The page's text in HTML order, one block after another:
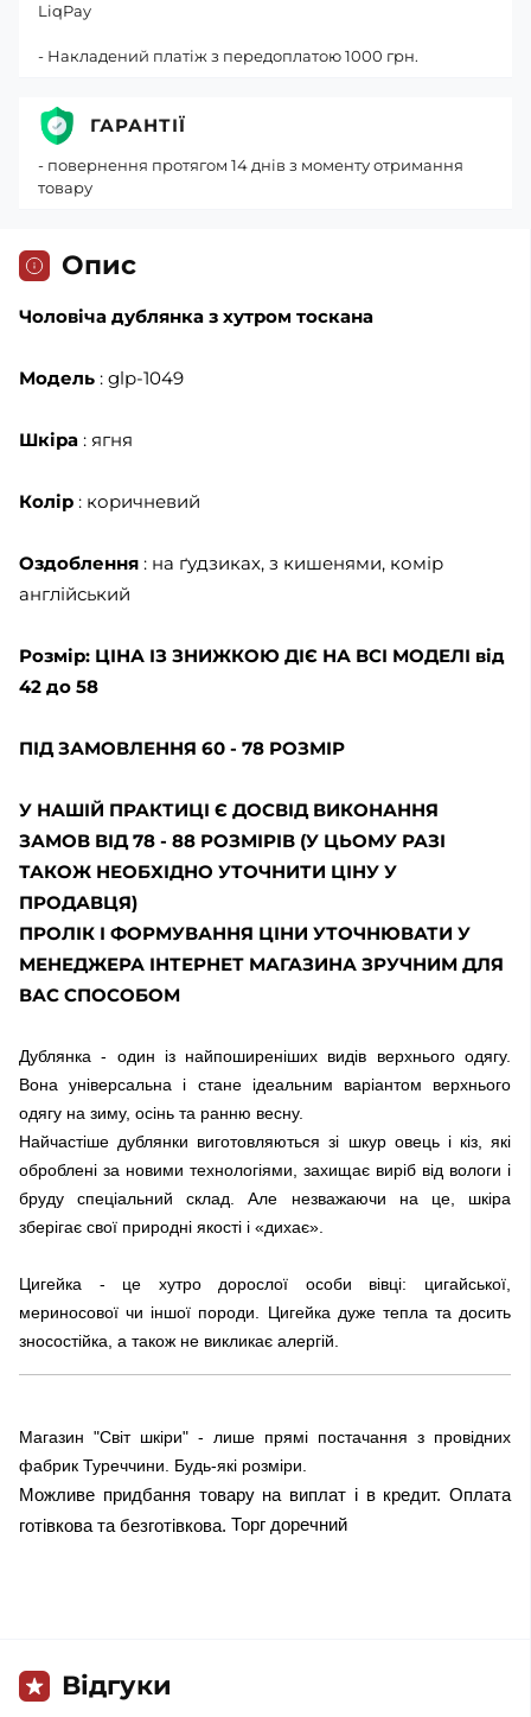
Опис
Чоловіча дублянка з хутром тоскана
Модель : glp-1049
Шкіра : ягня
Колір : коричневий
Оздоблення : на ґудзиках, з кишенями, комір
англійський
Розмір: ЦІНА ІЗ ЗНИЖКОЮ ДІЄ НА ВСІ МОДЕЛІ від
42 до 58
ПІД ЗАМОВЛЕННЯ 60 - 78 РОЗМІР
У НАШІЙ ПРАКТИЦІ Є ДОСВІД ВИКОНАННЯ
ЗАМОВ ВІД 78 - 88 РОЗМІРІВ (У ЦЬОМУ РАЗІ
ТАКОЖ НЕОБХІДНО УТОЧНИТИ ЦІНУ У
ПРОДАВЦЯ)
ПРОЛІК І ФОРМУВАННЯ ЦІНИ УТОЧНЮВАТИ У
МЕНЕДЖЕРА ІНТЕРНЕТ МАГАЗИНА ЗРУЧНИМ ДЛЯ
ВАС СПОСОБОМ
Дублянка - один із найпоширеніших видів верхнього одягу.
Вона універсальна і стане ідеальним варіантом верхнього
одягу на зиму, осінь та ранню весну.
Найчастіше дублянки виготовляються зі шкур овець і кіз, які
оброблені за новими технологіями, захищає виріб від вологи і
бруду спеціальний склад. Але незважаючи на це, шкіра
зберігає свої природні якості і «дихає».
Цигейка - це хутро дорослої особи вівці: цигайської,
мериносової чи іншої породи. Цигейка дуже тепла та досить
зносостійка, а також не викликає алергій.
Магазин "Світ шкіри" - лише прямі постачання з провідних
фабрик Туреччини. Будь-які розміри.
Можливе придбання товару на виплат і в кредит. Оплата
готівкова та безготівкова. Торг доречний
Відгуки
LiqPay
- Накладений платіж з передоплатою 1000 грн.
ГАРАНТІЇ
- повернення протягом 14 днів з моменту отримання
товару